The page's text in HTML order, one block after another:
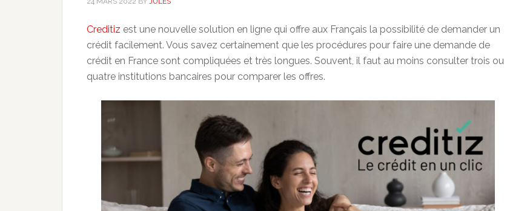
Creditiz est une nouvelle solution en ligne qui offre aux Français la possibilité de demander un
crédit facilement. Vous savez certainement que les procédures pour faire une demande de
crédit en France sont compliquées et très longues. Souvent, il faut au moins consulter trois ou
quatre institutions bancaires pour comparer les offres.